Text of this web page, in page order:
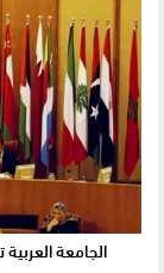
الجامعة